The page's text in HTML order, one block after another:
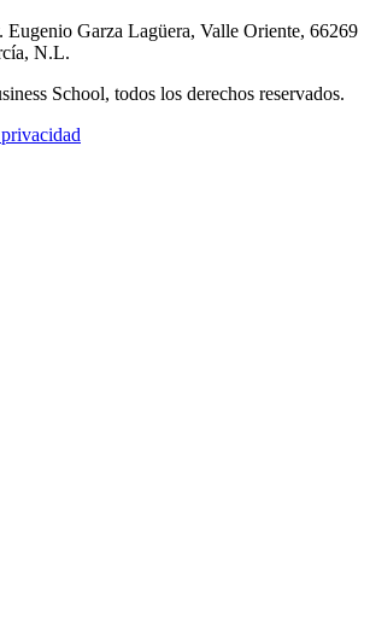
Garza Lagüera, Valle Oriente, 66269
N.L.
School, todos los derechos reservados.